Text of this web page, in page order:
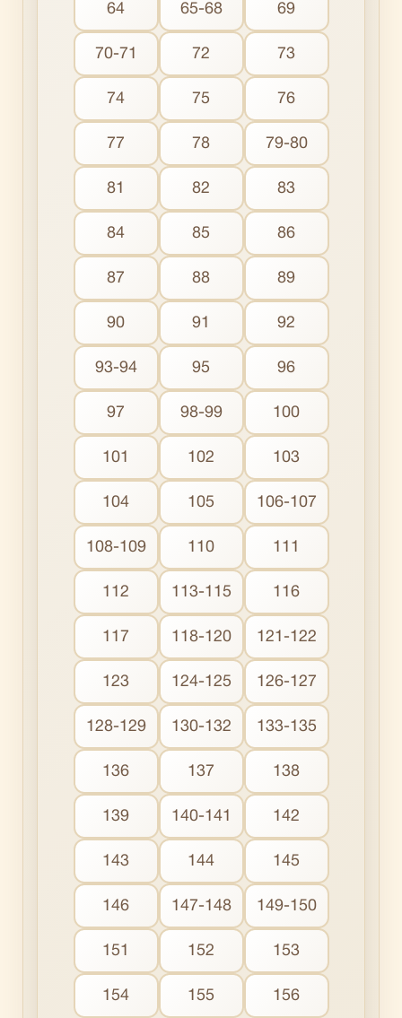
64 65-68 69
70-71 72 73
74 75 76
77 78 79-80
81 82 83
84 85 86
87 88 89
90 91 92
93-94 95 96
97 98-99 100
101 102 103
104 105 106-107
108-109 110 111
112 113-115 116
117 118-120 121-122
123 124-125 126-127
128-129 130-132 133-135
136 137 138
139 140-141 142
143 144 145
146 147-148 149-150
151 152 153
154 155 156